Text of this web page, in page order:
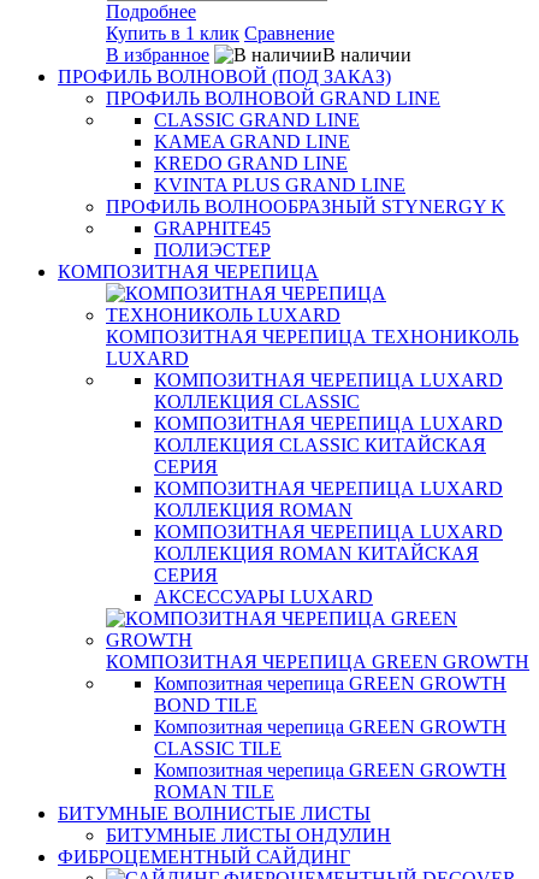
Подробнее
Купить в 1 клик Сравнение
В избранное
В наличии
ПРОФИЛЬ ВОЛНОВОЙ (ПОД ЗАКАЗ)
ПРОФИЛЬ ВОЛНОВОЙ GRAND LINE
CLASSIC GRAND LINE
KAMEA GRAND LINE
KREDO GRAND LINE
KVINTA PLUS GRAND LINE
ПРОФИЛЬ ВОЛНООБРАЗНЫЙ STYNERGY K
GRAPHITE45
ПОЛИЭСТЕР
КОМПОЗИТНАЯ ЧЕРЕПИЦА
КОМПОЗИТНАЯ ЧЕРЕПИЦА ТЕХНОНИКОЛЬ
LUXARD
КОМПОЗИТНАЯ ЧЕРЕПИЦА LUXARD
КОЛЛЕКЦИЯ CLASSIC
КОМПОЗИТНАЯ ЧЕРЕПИЦА LUXARD
КОЛЛЕКЦИЯ CLASSIC КИТАЙСКАЯ
СЕРИЯ
КОМПОЗИТНАЯ ЧЕРЕПИЦА LUXARD
КОЛЛЕКЦИЯ ROMAN
КОМПОЗИТНАЯ ЧЕРЕПИЦА LUXARD
КОЛЛЕКЦИЯ ROMAN КИТАЙСКАЯ
СЕРИЯ
АКСЕССУАРЫ LUXARD
КОМПОЗИТНАЯ ЧЕРЕПИЦА GREEN GROWTH
Композитная черепица GREEN GROWTH
BOND TILE
Композитная черепица GREEN GROWTH
CLASSIC TILE
Композитная черепица GREEN GROWTH
ROMAN TILE
БИТУМНЫЕ ВОЛНИСТЫЕ ЛИСТЫ
БИТУМНЫЕ ЛИСТЫ ОНДУЛИН
ФИБРОЦЕМЕНТНЫЙ САЙДИНГ